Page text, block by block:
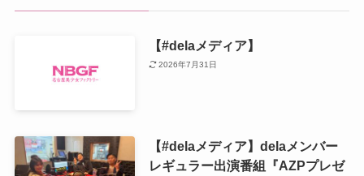
【#delaメディア】
2026年7月31日
【#delaメディア】delaメンバー
レギュラー出演番組『AZPプレゼ